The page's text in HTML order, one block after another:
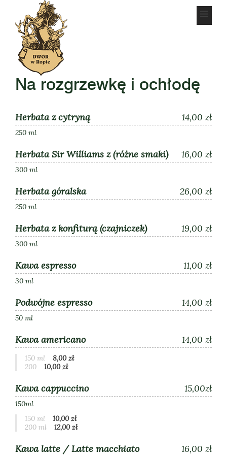
Na rozgrzewkę i ochłodę
Herbata z cytryną 14,00 zł
250 ml
Herbata Sir Williams z (różne smaki) 16,00 zł
300 ml
Herbata góralska 26,00 zł
250 ml
Herbata z konfiturą (czajniczek) 19,00 zł
300 ml
Kawa espresso 11,00 zł
30 ml
Podwójne espresso 14,00 zł
50 ml
Kawa americano 14,00 zł
150 ml
8,00 zł
200
10,00 zł
Kawa cappuccino 15,00zł
150ml
150 ml
10,00 zł
200 ml
12,00 zł
Kawa latte / Latte macchiato 16,00 zł